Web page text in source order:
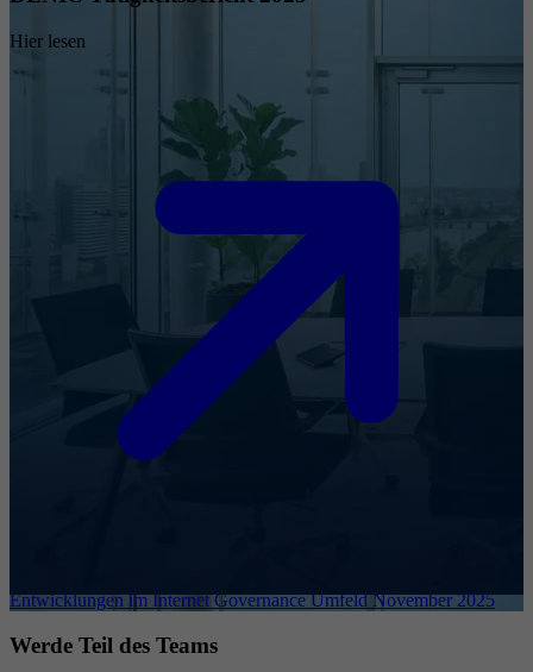
Hier lesen
Entwicklungen im Internet Governance Umfeld November 2025
Werde Teil des Teams